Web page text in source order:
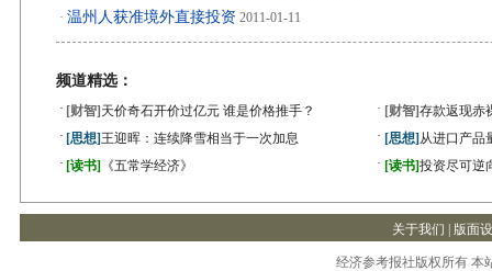
· 温州人获准境外直接投资 2011-01-11
频道精选：
· [财智] 天价奇石开价过亿元 谁是价格推手？ · [财智]存款返现赤
· [思想] 王迎晖：连续降雪相当于一次加息 · [思想] 从进口产品
· [读书] 《五常学经济》 · [读书]投资尽可逆
关于我们 版面
经济参考报社版权所有 本